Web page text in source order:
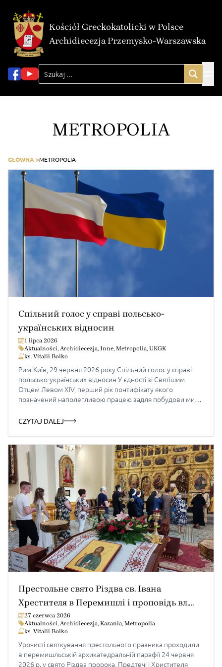
Kościół Greckokatolicki w Polsce
Archidiecezja Przemysko-Warszawska
METROPOLIA
GŁOWNA >METROPOLIA
Спільний голос у справі польсько-
українських відносин
1 lipca 2026
Aktualności, Archidiecezja, Inne, Metropolia, UKGK
ks. Vitalii Boiko
Рим-Київ, 29 червня 2026 року Спільний голос у справі
польсько-українських відносин У єдності зі Святішим
Отцем Левом XIV, перший рік понтифікату якого
позначений наполегливою працею задля побудови миру
в усіх її вимірах — від відносин між народами й конфліктів
голос як зібрані на консисторію кардинали, що походять
з Польщі й України і покликані нести особливу
відповідальність за спільноту Церкви […]
CZYTAJ DALEJ
Престольне свято Різдва св. Івана
Хрестителя в Перемишлі і проповідь вл.
Євгена
27 czerwca 2026
Aktualności, Archidiecezja, Kazania, Metropolia
ks. Vitalii Boiko
Урочисті святкування престольного празника проходили
в перемишльській архикатедральній парафії 24 червня
2026 р. у свято Різдва пророка, Предтечі і Христителя